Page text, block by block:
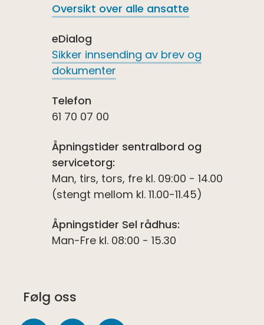
Oversikt over alle ansatte
eDialog
Sikker innsending av brev og
dokumenter
Telefon
61 70 07 00
Åpningstider sentralbord og
servicetorg:
Man, tirs, tors, fre kl. 09:00 - 14.00
(stengt mellom kl. 11.00-11.45)
Åpningstider Sel rådhus:
Man-Fre kl. 08:00 - 15.30
Følg oss